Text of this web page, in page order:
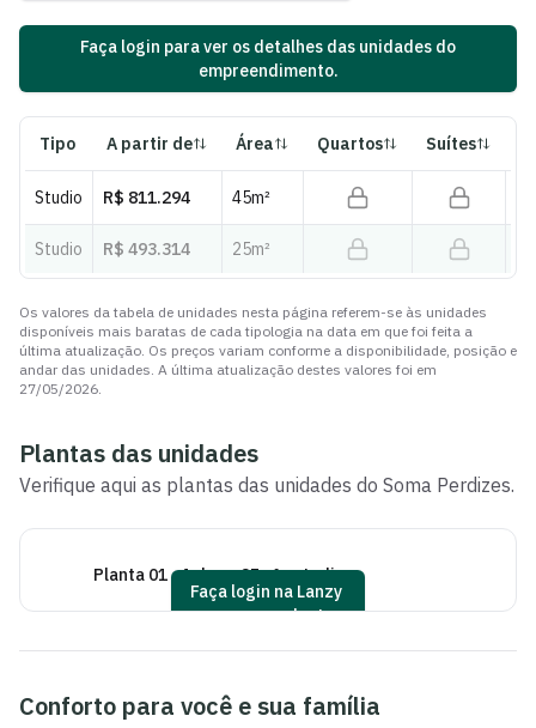
Faça login para ver os detalhes das unidades do
empreendimento.
Tipo A partir de Área Quartos Suítes
Studio R$ 811.294 45m²
Studio R$ 493.314 25m²
Os valores da tabela de unidades nesta página referem-se às unidades
disponíveis mais baratas de cada tipologia na data em que foi feita a
última atualização. Os preços variam conforme a disponibilidade, posição e
andar das unidades. A última atualização destes valores foi em
27/05/2026.
Plantas das unidades
Verifique aqui as plantas das unidades do Soma Perdizes.
Planta 01 - 1 dorm 25m² - studio
Faça login na Lanzy
para ver as plantas
Conforto para você e sua família